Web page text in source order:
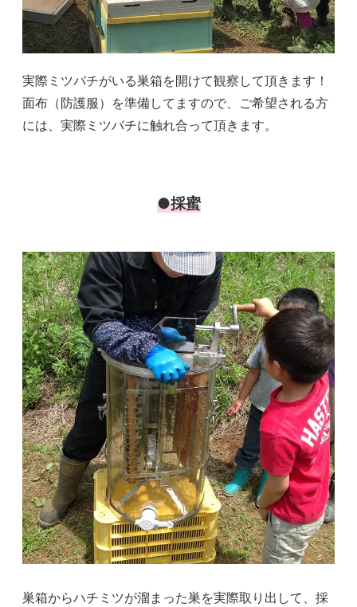
実際ミツバチがいる巣箱を開けて観察して頂きます！
面布（防護服）を準備してますので、ご希望される方
には、実際ミツバチに触れ合って頂きます。
●採蜜
巣箱からハチミツが溜まった巣を実際取り出して、採